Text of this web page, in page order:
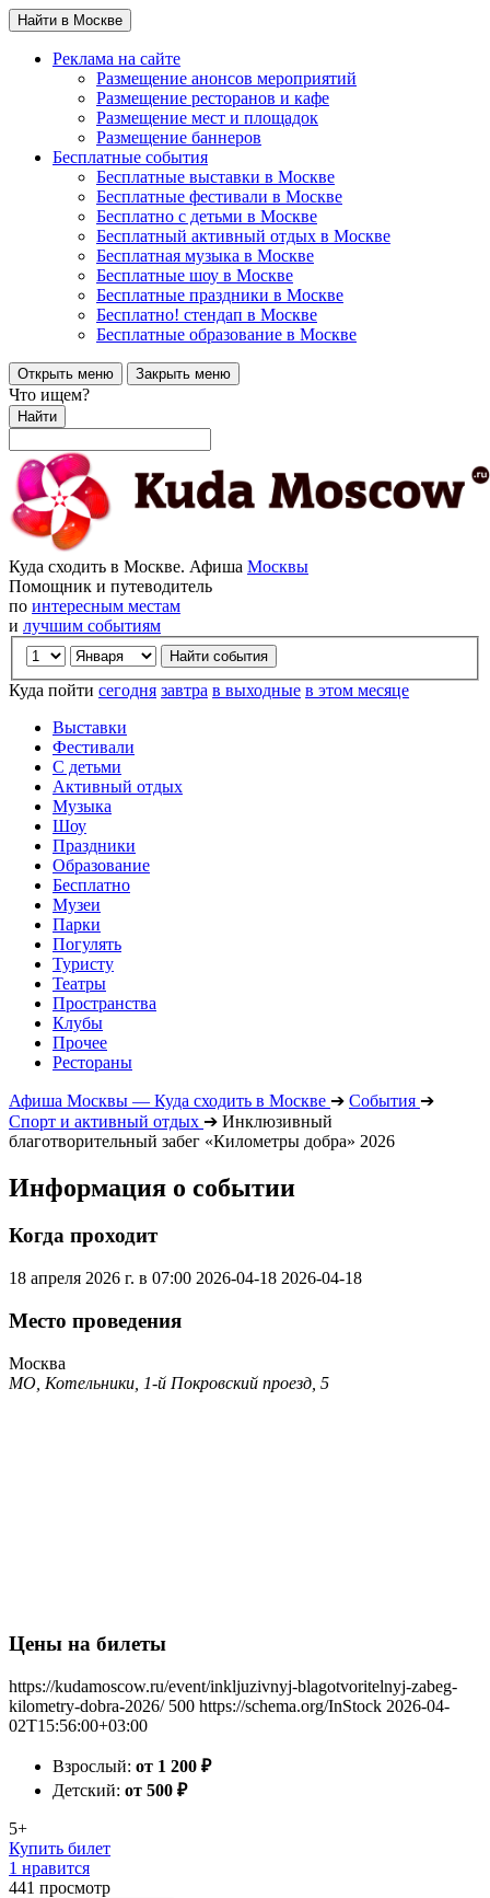
Найти в Москве
Реклама на сайте
Размещение анонсов мероприятий
Размещение ресторанов и кафе
Размещение мест и площадок
Размещение баннеров
Бесплатные события
Бесплатные выставки в Москве
Бесплатные фестивали в Москве
Бесплатно с детьми в Москве
Бесплатный активный отдых в Москве
Бесплатная музыка в Москве
Бесплатные шоу в Москве
Бесплатные праздники в Москве
Бесплатно! стендап в Москве
Бесплатные образование в Москве
Открыть меню Закрыть меню
Что ищем?
Найти
Куда сходить в Москве. Афиша Москвы
Помощник и путеводитель
по интересным местам
и лучшим событиям
Куда пойти сегодня завтра в выходные в этом месяце
Выставки
Фестивали
С детьми
Активный отдых
Музыка
Шоу
Праздники
Образование
Бесплатно
Музеи
Парки
Погулять
Туристу
Театры
Пространства
Клубы
Прочее
Рестораны
Афиша Москвы — Куда сходить в Москве ➔ События ➔
Спорт и активный отдых ➔ Инклюзивный
благотворительный забег «Километры добра» 2026
Информация о событии
Когда проходит
18 апреля 2026 г. в 07:00 2026-04-18 2026-04-18
Место проведения
Москва
МО, Котельники, 1-й Покровский проезд, 5
Цены на билеты
https://kudamoscow.ru/event/inkljuzivnyj-blagotvoritelnyj-zabeg-
kilometry-dobra-2026/ 500 https://schema.org/InStock 2026-04-
02T15:56:00+03:00
Взрослый: от 1 200 ₽
Детский: от 500 ₽
5+
Купить билет
1 нравится
441 просмотр